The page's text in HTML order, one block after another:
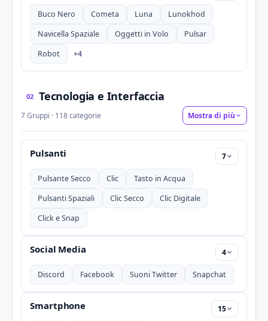
Buco Nero Cometa Luna
Lunokhod
Navicella Spaziale
Oggetti in Volo
Pulsar
Robot
+4
02 Tecnologia e Interfaccia
7 Gruppi · 118 categorie Mostra di più
Pulsanti
Pulsante Secco Clic
Tasto in Acqua
Pulsanti Spaziali
Clic Secco
Clic Digitale
Click e Snap
7
Social Media
Discord Facebook Suoni Twitter Snapchat
4
Smartphone 15